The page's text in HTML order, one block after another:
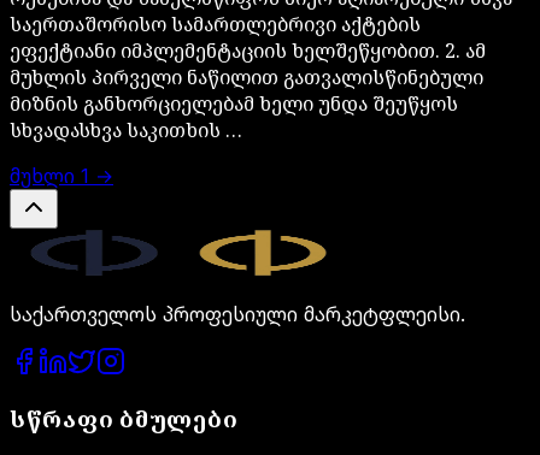
საერთაშორისო სამართლებრივი აქტების
ეფექტიანი იმპლემენტაციის ხელშეწყობით. 2. ამ
მუხლის პირველი ნაწილით გათვალისწინებული
მიზნის განხორციელებამ ხელი უნდა შეუწყოს
სხვადასხვა საკითხის …
მუხლი 1 →
საქართველოს პროფესიული მარკეტფლეისი.
სწრაფი ბმულები